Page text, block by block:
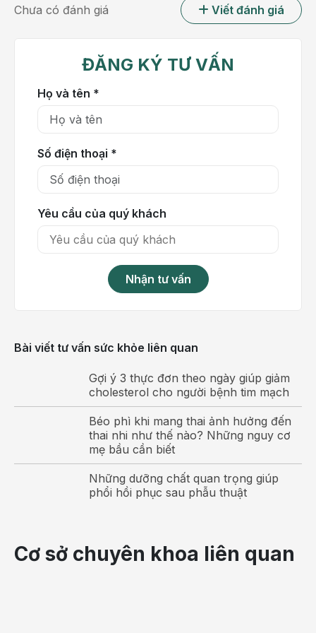
do nhiễm khuẩn huyết
ở trẻ nhỏ.
Trong trường hợp điều trị tích cực thì nguy cơ để lại
di chứng liên quan đến sức khỏe thể chất vẫn là rất
cao. Chính vì thế, điều đầu tiên cần làm là tiêm
nguy hiểm này.
Tiêm phòng phế cầu là gì?
Tiêm phòng phế cầu giúp bé có sức đề kháng chống
lại vi khuẩn phế cầu
Tiêm phòng phế cầu hay tiêm vaccine phế cầu
khuẩn là việc tiêm phòng để chống lại vi khuẩn phế
cầu Streptococcus pneumoniae. Vaccine phòng phế
cầu thường chứa các kháng nguyên hoặc protein bề
mặt của vi khuẩn phế cầu, được sản xuất để kích
Tại Việt Nam, bạn có thể thấy có hai loại vaccine
Chưa có đánh giá Viết đánh giá
ĐĂNG KÝ TƯ VẤN
Họ và tên *
Số điện thoại *
Yêu cầu của quý khách
Nhận tư vấn
Bài viết tư vấn sức khỏe liên quan
Gợi ý 3 thực đơn theo ngày giúp giảm
cholesterol cho người bệnh tim mạch
Béo phì khi mang thai ảnh hưởng đến
thai nhi như thế nào? Những nguy cơ
mẹ bầu cần biết
Những dưỡng chất quan trọng giúp
phổi hồi phục sau phẫu thuật
Cơ sở chuyên khoa liên quan